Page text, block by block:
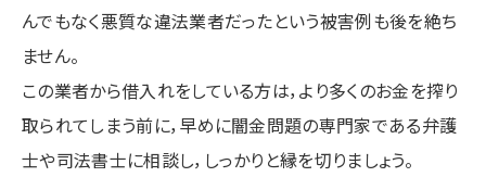
んでもなく悪質な違法業者だったという被害例も後を絶ち
ません。
この業者から借入れをしている方は，より多くのお金を搾り
取られてしまう前に，早めに闇金問題の専門家である弁護
士や司法書士に相談し，しっかりと縁を切りましょう。